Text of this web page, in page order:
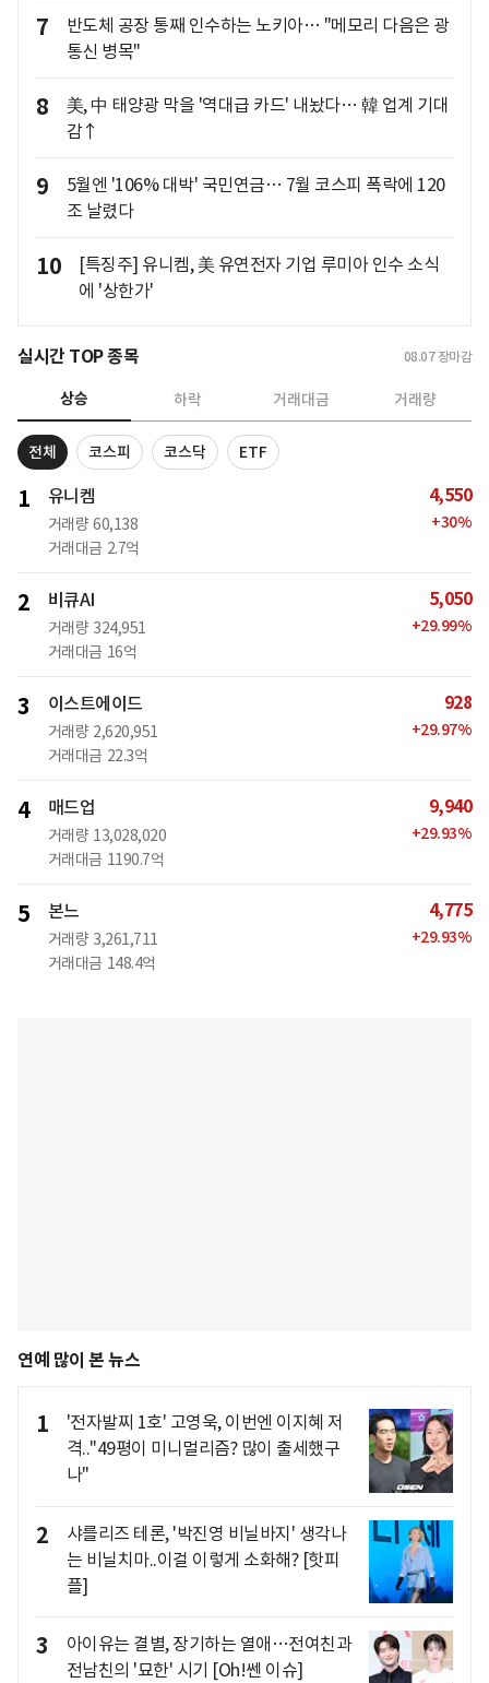
7
반도체 공장 통째 인수하는 노키아… "메모리 다음은 광
통신 병목"
8
美, 中 태양광 막을 '역대급 카드' 내놨다… 韓 업계 기대
감↑
9
5월엔 '106% 대박' 국민연금… 7월 코스피 폭락에 120
조 날렸다
10
[특징주] 유니켐, 美 유연전자 기업 루미아 인수 소식
에 '상한가'
실시간 TOP 종목 08.07 장마감
상승 하락 거래대금 거래량
전체 코스피 코스닥 ETF
1 유니켐
거래량 60,138
거래대금 2.7억
4,550
+30%
2 비큐AI
거래량 324,951
거래대금 16억
5,050
+29.99%
3 이스트에이드
거래량 2,620,951
거래대금 22.3억
928
+29.97%
4 매드업
거래량 13,028,020
거래대금 1190.7억
9,940
+29.93%
5 본느
거래량 3,261,711
거래대금 148.4억
4,775
+29.93%
연예 많이 본 뉴스
1
'전자발찌 1호' 고영욱, 이번엔 이지혜 저
격.."49평이 미니멀리즘? 많이 출세했구
나"
2
샤를리즈 테론, '박진영 비닐바지' 생각나
는 비닐치마..이걸 이렇게 소화해? [핫피
플]
3
아이유는 결별, 장기하는 열애…전여친과
전남친의 '묘한' 시기 [Oh!쎈 이슈]